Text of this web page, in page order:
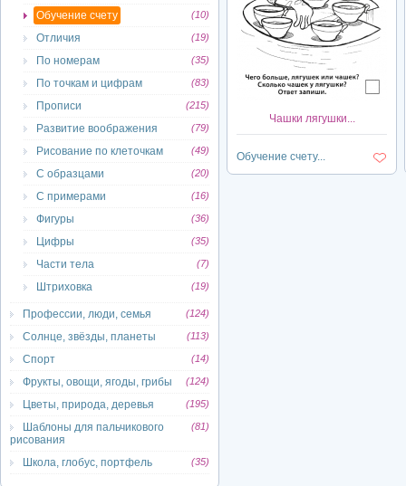
Обучение счету (10)
Отличия (19)
По номерам (35)
По точкам и цифрам (83)
Прописи (215)
Развитие воображения (79)
Рисование по клеточкам (49)
С образцами (20)
С примерами (16)
Фигуры (36)
Цифры (35)
Части тела (7)
Штриховка (19)
Профессии, люди, семья (124)
Солнце, звёзды, планеты (113)
Спорт (14)
Фрукты, овощи, ягоды, грибы (124)
Цветы, природа, деревья (195)
Шаблоны для пальчикового
рисования
(81)
Школа, глобус, портфель (35)
Чашки лягушки...
Обучение счету...